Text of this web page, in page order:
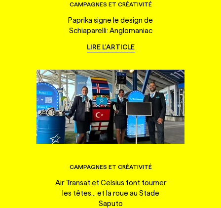
CAMPAGNES ET CRÉATIVITÉ
Paprika signe le design de
Schiaparelli: Anglomaniac
LIRE L'ARTICLE
CAMPAGNES ET CRÉATIVITÉ
Air Transat et Celsius font tourner
les têtes... et la roue au Stade
Saputo